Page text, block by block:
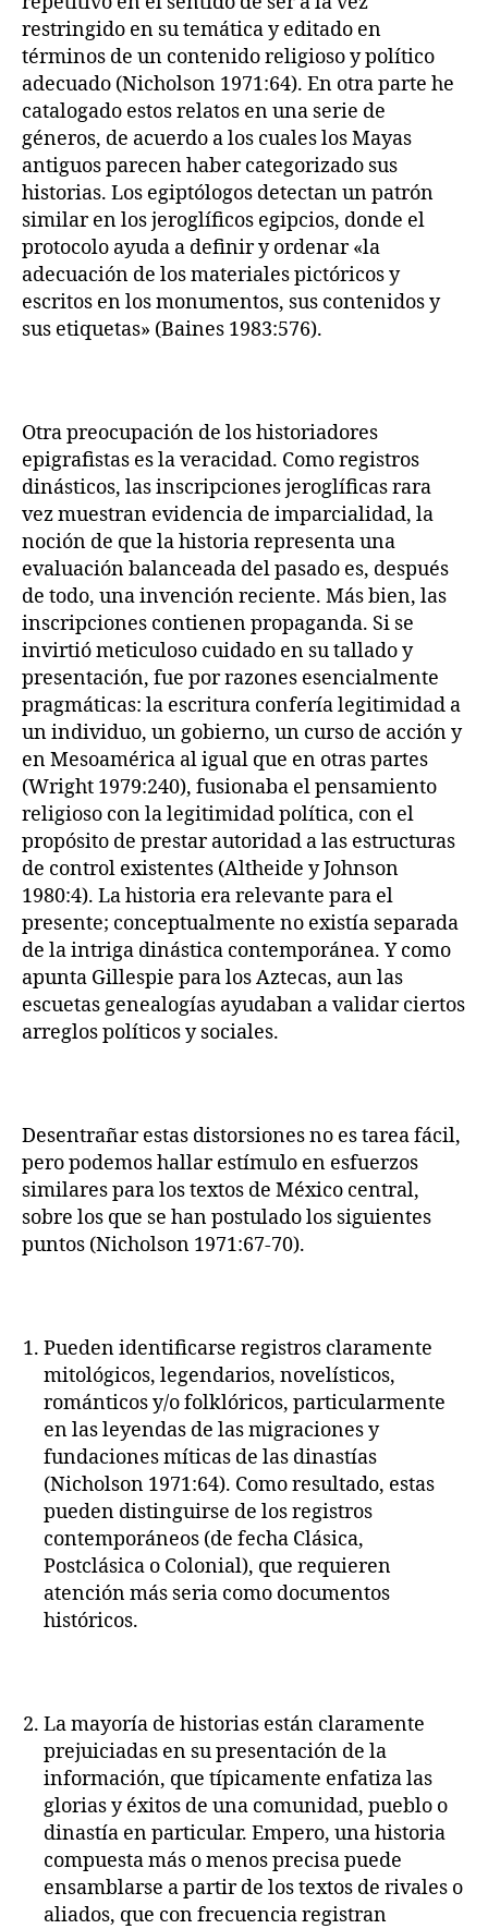
restringido en su temática y editado en
términos de un contenido religioso y político
adecuado (Nicholson 1971:64). En otra parte he
catalogado estos relatos en una serie de
géneros, de acuerdo a los cuales los Mayas
antiguos parecen haber categorizado sus
historias. Los egiptólogos detectan un patrón
similar en los jeroglíficos egipcios, donde el
protocolo ayuda a definir y ordenar «la
adecuación de los materiales pictóricos y
escritos en los monumentos, sus contenidos y
sus etiquetas» (Baines 1983:576).
Otra preocupación de los historiadores
epigrafistas es la veracidad. Como registros
dinásticos, las inscripciones jeroglíficas rara
vez muestran evidencia de imparcialidad, la
noción de que la historia representa una
evaluación balanceada del pasado es, después
de todo, una invención reciente. Más bien, las
inscripciones contienen propaganda. Si se
invirtió meticuloso cuidado en su tallado y
presentación, fue por razones esencialmente
pragmáticas: la escritura confería legitimidad a
un individuo, un gobierno, un curso de acción y
en Mesoamérica al igual que en otras partes
(Wright 1979:240), fusionaba el pensamiento
religioso con la legitimidad política, con el
propósito de prestar autoridad a las estructuras
de control existentes (Altheide y Johnson
1980:4). La historia era relevante para el
presente; conceptualmente no existía separada
de la intriga dinástica contemporánea. Y como
apunta Gillespie para los Aztecas, aun las
escuetas genealogías ayudaban a validar ciertos
arreglos políticos y sociales.
Desentrañar estas distorsiones no es tarea fácil,
pero podemos hallar estímulo en esfuerzos
similares para los textos de México central,
sobre los que se han postulado los siguientes
puntos (Nicholson 1971:67-70).
Pueden identificarse registros claramente
mitológicos, legendarios, novelísticos,
románticos y/o folklóricos, particularmente
en las leyendas de las migraciones y
fundaciones míticas de las dinastías
(Nicholson 1971:64). Como resultado, estas
pueden distinguirse de los registros
contemporáneos (de fecha Clásica,
Postclásica o Colonial), que requieren
atención más seria como documentos
históricos.
La mayoría de historias están claramente
prejuiciadas en su presentación de la
información, que típicamente enfatiza las
glorias y éxitos de una comunidad, pueblo o
dinastía en particular. Empero, una historia
compuesta más o menos precisa puede
ensamblarse a partir de los textos de rivales o
aliados, que con frecuencia registran